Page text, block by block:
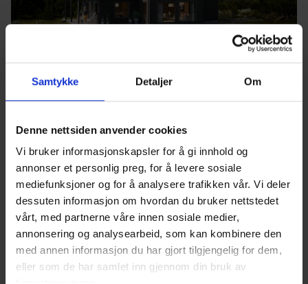
Samtykke Detaljer Om
Denne nettsiden anvender cookies
Vi bruker informasjonskapsler for å gi innhold og
annonser et personlig preg, for å levere sosiale
mediefunksjoner og for å analysere trafikken vår. Vi deler
dessuten informasjon om hvordan du bruker nettstedet
vårt, med partnerne våre innen sosiale medier,
annonsering og analysearbeid, som kan kombinere den
med annen informasjon du har gjort tilgjengelig for dem,
eller som de har samlet inn gjennom din bruk av
Silva
Bruksareal
BRA 77 m Antall soverom
3 soverom BYA 60 m
Vi er medlem av Trygt
Hyttekjøp